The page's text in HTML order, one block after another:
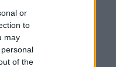
or
to
may
of the